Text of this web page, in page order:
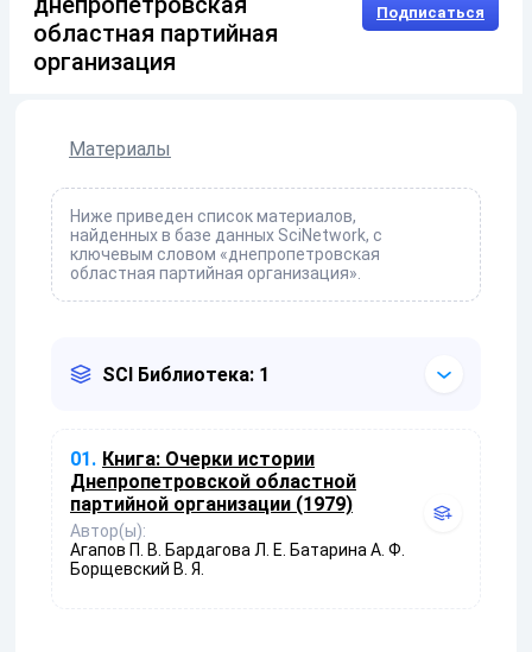
областная партийная
организация
Подписаться
Материалы
Ниже приведен список материалов,
найденных в базе данных SciNetwork, с
ключевым словом «днепропетровская
областная партийная организация».
SCI Библиотека: 1
01. Книга: Очерки истории
Днепропетровской областной
партийной организации (1979)
Автор(ы):
Агапов П. В. Бардагова Л. Е. Батарина А. Ф.
Борщевский В. Я.